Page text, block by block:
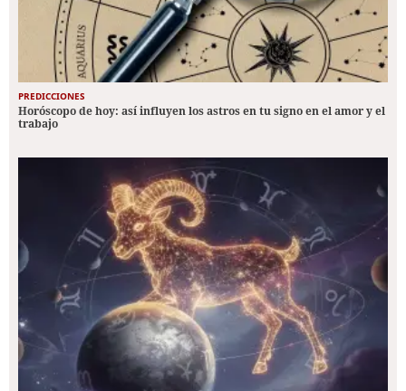
PREDICCIONES
Horóscopo de hoy: así influyen los astros en tu signo en el amor y el
trabajo